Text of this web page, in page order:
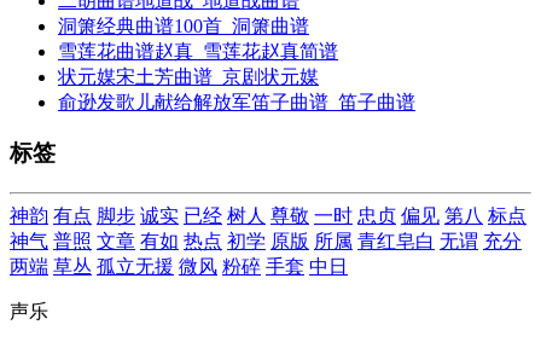
洞箫经典曲谱100首_洞箫曲谱
雪莲花曲谱赵真_雪莲花赵真简谱
状元媒宋土芳曲谱_京剧状元媒
俞逊发歌儿献给解放军笛子曲谱_笛子曲谱
标签
神韵 有点 脚步 诚实 已经 树人 尊敬 一时 忠贞 偏见 第八 标点
神气 普照 文章 有如 热点 初学 原版 所属 青红皂白 无谓 充分
两端 草丛 孤立无援 微风 粉碎 手套 中日
声乐